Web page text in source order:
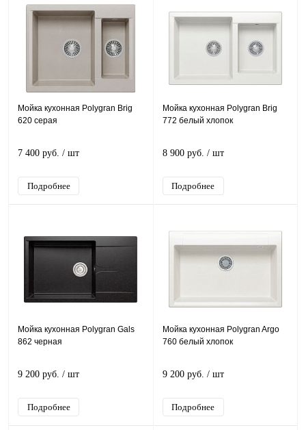
Мойка кухонная Polygran Brig
620 серая
7 400 руб. / шт
Подробнее
Мойка кухонная Polygran Brig
772 белый хлопок
8 900 руб. / шт
Подробнее
Мойка кухонная Polygran Gals
862 черная
9 200 руб. / шт
Подробнее
Мойка кухонная Polygran Argo
760 белый хлопок
9 200 руб. / шт
Подробнее